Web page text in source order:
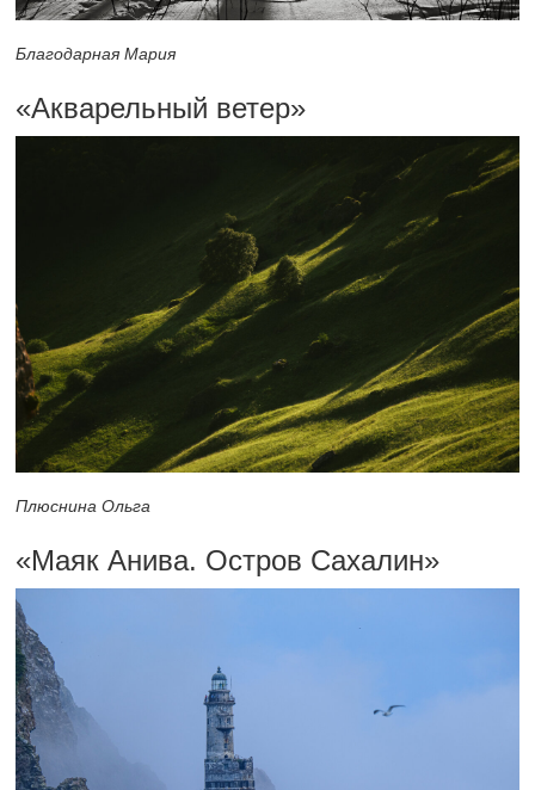
Благодарная Мария
«Акварельный ветер»
Плюснина Ольга
«Маяк Анива. Остров Сахалин»